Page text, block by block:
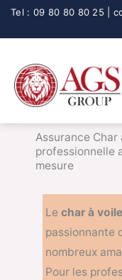
Aller
Assurance
professionnelle
mesure
Le char à voile
passionnante
nombreux
Pour les